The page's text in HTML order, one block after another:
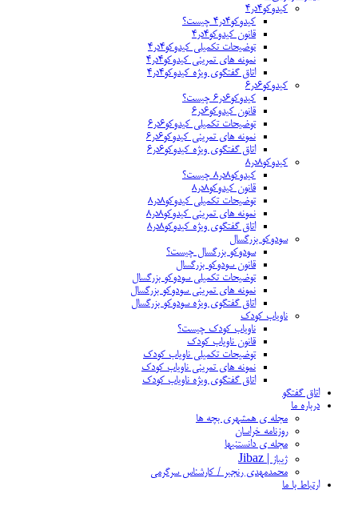
کیدوکو۴در۴
کیدوکو۴در۴ چیست؟
قانون کیدوکو۴در۴
توضیحات تکمیلی کیدوکو۴در۴
نمونه های تمرینی کیدوکو۴در۴
اتاق گفتگوی ویژه کیدوکو۴در۴
کیدوکو۶در۶
کیدوکو۶در۶ چیست؟
قانون کیدوکو۶در۶
توضیحات تکمیلی کیدوکو۶در۶
نمونه های تمرینی کیدوکو۶در۶
اتاق گفتگوی ویژه کیدوکو۶در۶
کیدوکو۸در۸
کیدوکو۸در۸ چیست؟
قانون کیدوکو۸در۸
توضیحات تکمیلی کیدوکو۸در۸
نمونه های تمرینی کیدوکو۸در۸
اتاق گفتگوی ویژه کیدوکو۸در۸
سودوکو بزرگسال
سودوکو بزرگسال چیست؟
قانون سودوکو بزرگسال
توضیحات تکمیلی سودوکو بزرگسال
نمونه های تمرینی سودوکو بزرگسال
اتاق گفتگوی ویژه سودوکو بزرگسال
ناویاب کودک
ناویاب کودک چیست؟
قانون ناویاب کودک
توضیحات تکمیلی ناویاب کودک
نمونه های تمرینی ناویاب کودک
اتاق گفتگوی ویژه ناویاب کودک
اتاق گفتگو
درباره ما
مجله ی همشهری بچه ها
روزنامه خراسان
مجله ی دانستنیها
ژیباز | Jibaz
محمدمهدی رنجبر / کارشناس سرگرمی
ارتباط با ما